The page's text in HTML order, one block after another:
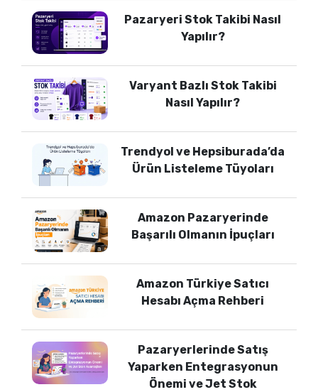
Pazaryeri Stok Takibi Nasıl
Yapılır?
Varyant Bazlı Stok Takibi
Nasıl Yapılır?
Trendyol ve Hepsiburada’da
Ürün Listeleme Tüyoları
Amazon Pazaryerinde
Başarılı Olmanın İpuçları
Amazon Türkiye Satıcı
Hesabı Açma Rehberi
Pazaryerlerinde Satış
Yaparken Entegrasyonun
Önemi ve Jet Stok